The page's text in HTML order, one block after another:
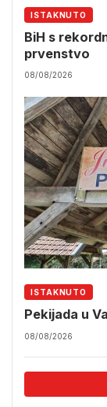
ISTAKNUTO
BiH s
prvenstvo
08/08/2026
ISTAKNUTO
Pekijada u
08/08/2026